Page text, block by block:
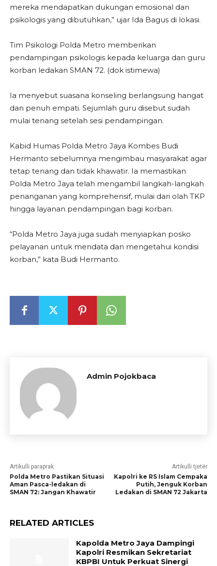
mereka mendapatkan dukungan emosional dan
psikologis yang dibutuhkan,” ujar Ida Bagus di lokasi.
Tim Psikologi Polda Metro memberikan
pendampingan psikologis kepada keluarga dan guru
korban ledakan SMAN 72. (dok istimewa)
Ia menyebut suasana konseling berlangsung hangat
dan penuh empati. Sejumlah guru disebut sudah
mulai tenang setelah sesi pendampingan.
Kabid Humas Polda Metro Jaya Kombes Budi
Hermanto sebelumnya mengimbau masyarakat agar
tetap tenang dan tidak khawatir. Ia memastikan
Polda Metro Jaya telah mengambil langkah-langkah
penanganan yang komprehensif, mulai dari olah TKP
hingga layanan pendampingan bagi korban.
“Polda Metro Jaya juga sudah menyiapkan posko
pelayanan untuk mendata dan mengetahui kondisi
korban,” kata Budi Hermanto.
Admin Pojokbaca
Artikulli paraprak
Polda Metro Pastikan Situasi
Aman Pasca-ledakan di
SMAN 72: Jangan Khawatir
Artikulli tjetër
Kapolri ke RS Islam Cempaka
Putih, Jenguk Korban
Ledakan di SMAN 72 Jakarta
RELATED ARTICLES
Kapolda Metro Jaya Dampingi
Kapolri Resmikan Sekretariat
KBPBI Untuk Perkuat Sinergi